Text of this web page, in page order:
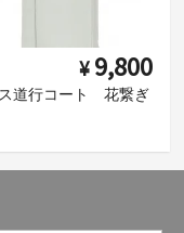
¥ 9,800
道行コート 花繋ぎ